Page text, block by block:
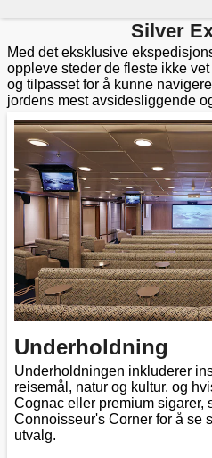
Silver
Med det eksklusive
oppleve steder de fleste ikke
og tilpasset for å kunne
jordens mest avsidesliggende
Underholdning
Underholdningen inkluderer
reisemål, natur og kultur. og
Cognac eller premium sigarer,
Connoisseur's Corner for å se
utvalg.